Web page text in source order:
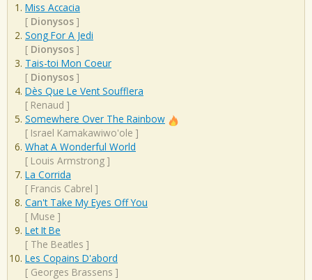
Miss Accacia
[ Dionysos ]
Song For A Jedi
[ Dionysos ]
Tais-toi Mon Coeur
[ Dionysos ]
Dès Que Le Vent Soufflera
[ Renaud ]
Somewhere Over The Rainbow
[ Israel Kamakawiwo'ole ]
What A Wonderful World
[ Louis Armstrong ]
La Corrida
[ Francis Cabrel ]
Can't Take My Eyes Off You
[ Muse ]
Let It Be
[ The Beatles ]
Les Copains D'abord
[ Georges Brassens ]